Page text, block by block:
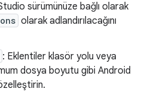
sürümünüze bağlı olarak
olarak adlandırılacağını
: Eklentiler klasör yolu veya
dosya boyutu gibi Android